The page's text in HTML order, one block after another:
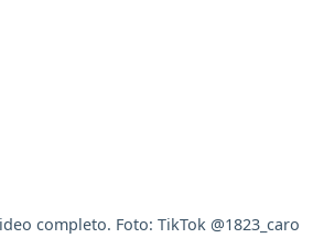
completo. Foto: TikTok @1823_caro